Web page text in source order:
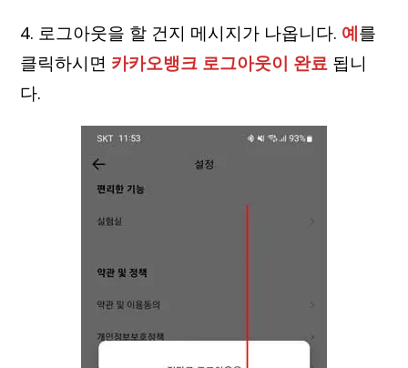
4. 로그아웃을 할 건지 메시지가 나옵니다. 예를
클릭하시면 카카오뱅크 로그아웃이 완료 됩니
다.